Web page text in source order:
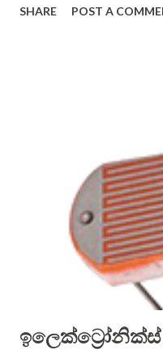
the consonants of
alphabet is phonetic
dedicated sound only),
English alphabet.
their own, and you have
pronounced. In English,
the constant. For example:
SHARE POST A
ඉලෙක්ට්‍රෝනික්ස්